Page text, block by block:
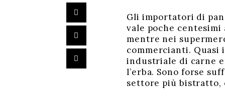
Gli importatori di
vale poche
mentre nei
commercianti. Quasi
industriale di carne
l’erba. Sono forse
settore più bistratto,